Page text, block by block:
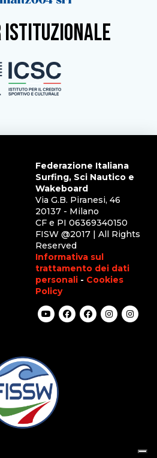
Federazione Italiana
Surfing, Sci Nautico e
Wakeboard
Via G.B. Piranesi, 46
20137 - Milano
CF e PI 06369340150
FISW @2017 | All Rights
Reserved
Informativa sul
trattamento dei dati
personali - Cookies
Policy